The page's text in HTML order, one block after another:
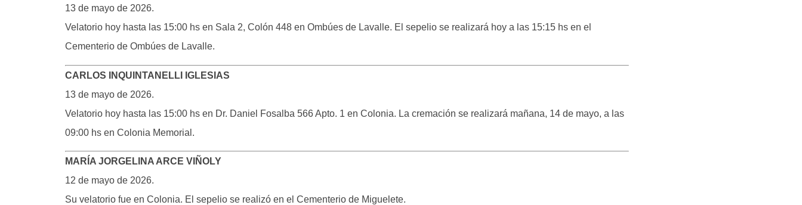
13 de mayo de 2026.
Velatorio hoy hasta las 15:00 hs en Sala 2, Colón 448 en Ombúes de Lavalle. El sepelio se realizará hoy a las 15:15 hs en el
Cementerio de Ombúes de Lavalle.
CARLOS INQUINTANELLI IGLESIAS
13 de mayo de 2026.
Velatorio hoy hasta las 15:00 hs en Dr. Daniel Fosalba 566 Apto. 1 en Colonia. La cremación se realizará mañana, 14 de mayo, a las
09:00 hs en Colonia Memorial.
MARÍA JORGELINA ARCE VIÑOLY
12 de mayo de 2026.
Su velatorio fue en Colonia. El sepelio se realizó en el Cementerio de Miguelete.